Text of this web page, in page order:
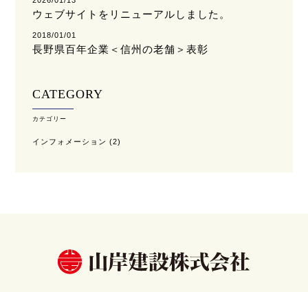
ウェブサイトをリニューアルしました。
2018/01/01
長野県百年企業＜信州の老舗＞表彰
CATEGORY
カテゴリー
インフォメーション (2)